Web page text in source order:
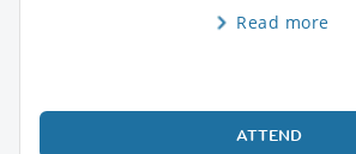
Read more
ATTEND